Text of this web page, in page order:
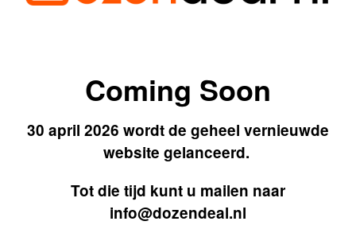
Coming Soon
30 april 2026 wordt de geheel vernieuwde
website gelanceerd.
Tot die tijd kunt u mailen naar
info@dozendeal.nl